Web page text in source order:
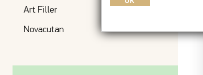
Art Filler
Novacutan